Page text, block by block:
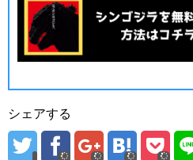
シェアする